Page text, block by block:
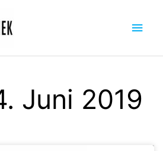
Juni 2019